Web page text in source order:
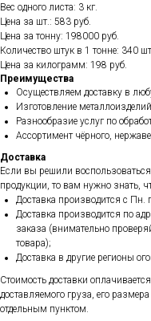
Вес одного листа: 3 кг.
Цена за шт.: 583 руб.
Цена за тонну: 198000 руб.
Количество штук в 1 тонне: 340
Цена за килограмм: 198 руб.
Преимущества
Осуществляем доставку в
Изготовление
Разнообразие услуг по
Ассортимент чёрного,
Доставка
Если вы решили
продукции, то вам нужно знать,
Доставка производится с Пн.
Доставка производится по
заказа (внимательно
товара);
Доставка в другие регионы
Стоимость доставки
доставляемого груза, его
отдельным пунктом.